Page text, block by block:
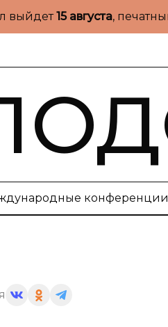
выйдет15 августа,
конференции